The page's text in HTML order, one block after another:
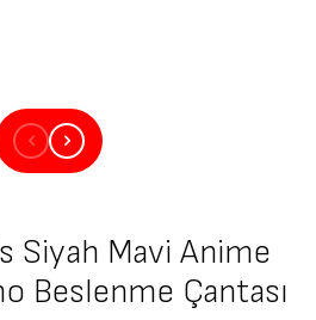
Siyah Mavi Anime
Beslenme Çantası